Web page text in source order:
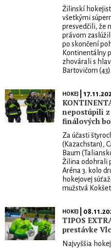
Žilinskí
všetkými
presvedčili, že
právom
po skončení
Kontinentálny
zhovárali s
Bartovičom (43).
HOKEJ|
nepostúpili
finálových
Za účasti
(Kazachstan),
Baum
Žilina odohrali
Aréna 3. kolo
hokejovej
mužstvá
HOKEJ|
TIPOS
prestávke
Najvyššia